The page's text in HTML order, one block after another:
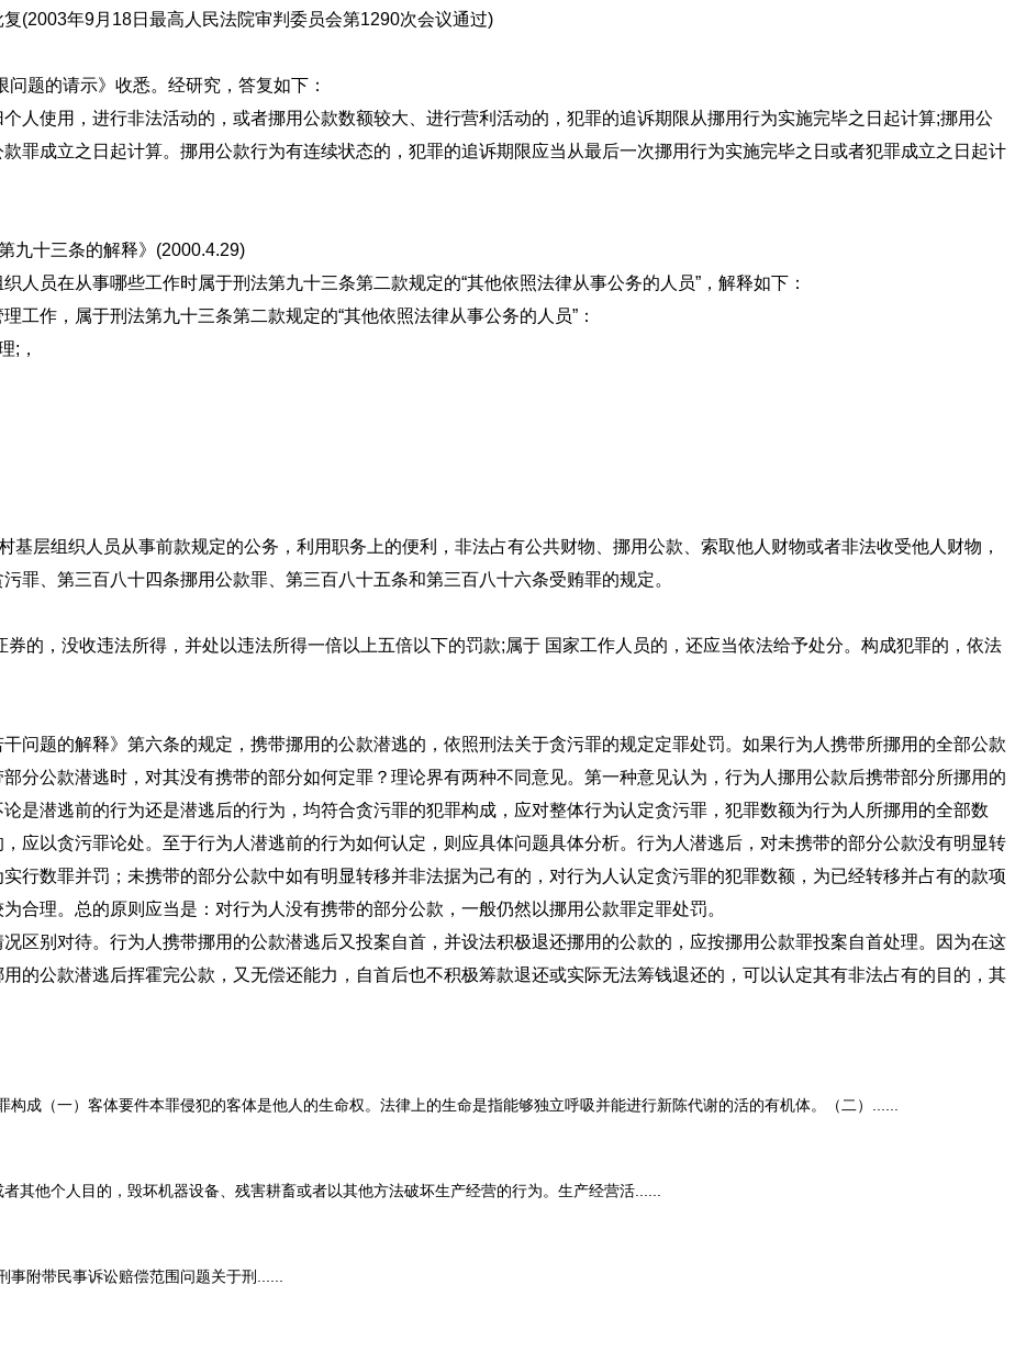
(2003年9月18日最高人民法院审判委员会第1290次会议通过)
题的请示》收悉。经研究，答复如下：
人使用，进行非法活动的，或者挪用公款数额较大、进行营利活动的，犯罪的追诉期限从挪用行为实施完毕之日起计算;挪用公
罪成立之日起计算。挪用公款行为有连续状态的，犯罪的追诉期限应当从最后一次挪用行为实施完毕之日或者犯罪成立之日起计
九十三条的解释》(2000.4.29)
织人员在从事哪些工作时属于刑法第九十三条第二款规定的“其他依照法律从事公务的人员”，解释如下：
工作，属于刑法第九十三条第二款规定的“其他依照法律从事公务的人员”：
;，
层组织人员从事前款规定的公务，利用职务上的便利，非法占有公共财物、挪用公款、索取他人财物或者非法收受他人财物，
罪、第三百八十四条挪用公款罪、第三百八十五条和第三百八十六条受贿罪的规定。
券的，没收违法所得，并处以违法所得一倍以上五倍以下的罚款;属于 国家工作人员的，还应当依法给予处分。构成犯罪的，依法
问题的解释》第六条的规定，携带挪用的公款潜逃的，依照刑法关于贪污罪的规定定罪处罚。如果行为人携带所挪用的全部公款
分公款潜逃时，对其没有携带的部分如何定罪？理论界有两种不同意见。第一种意见认为，行为人挪用公款后携带部分所挪用的
是潜逃前的行为还是潜逃后的行为，均符合贪污罪的犯罪构成，应对整体行为认定贪污罪，犯罪数额为行为人所挪用的全部数
应以贪污罪论处。至于行为人潜逃前的行为如何认定，则应具体问题具体分析。行为人潜逃后，对未携带的部分公款没有明显转
行数罪并罚；未携带的部分公款中如有明显转移并非法据为己有的，对行为人认定贪污罪的犯罪数额，为已经转移并占有的款项
合理。总的原则应当是：对行为人没有携带的部分公款，一般仍然以挪用公款罪定罪处罚。
区别对待。行为人携带挪用的公款潜逃后又投案自首，并设法积极退还挪用的公款的，应按挪用公款罪投案自首处理。因为在这
的公款潜逃后挥霍完公款，又无偿还能力，自首后也不积极筹款退还或实际无法筹钱退还的，可以认定其有非法占有的目的，其
成（一）客体要件本罪侵犯的客体是他人的生命权。法律上的生命是指能够独立呼吸并能进行新陈代谢的活的有机体。（二）......
他个人目的，毁坏机器设备、残害耕畜或者以其他方法破坏生产经营的行为。生产经营活......
附带民事诉讼赔偿范围问题关于刑......